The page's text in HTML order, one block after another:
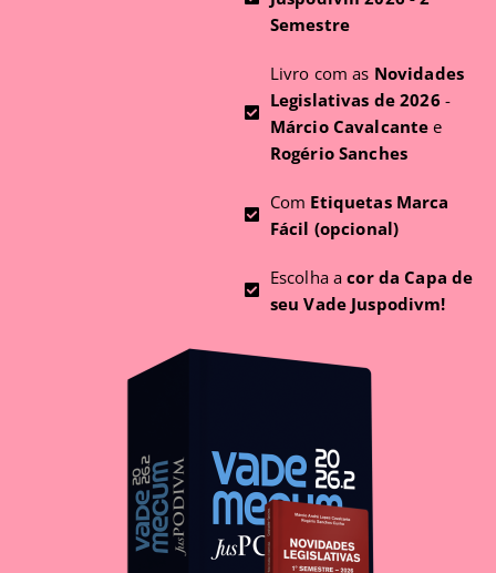
Semestre
Livro com as Novidades
Legislativas de 2026 -
Márcio Cavalcante e
Rogério Sanches
Com Etiquetas Marca
Fácil (opcional)
Escolha acor da Capa de
seu Vade Juspodivm!